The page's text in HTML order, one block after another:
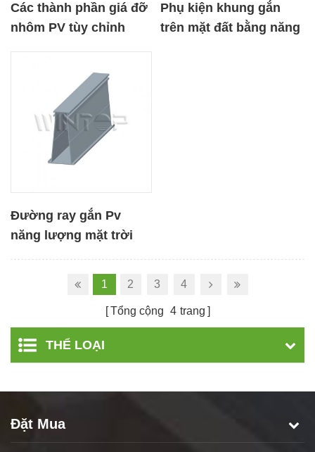
Các thành phần giá đỡ
nhôm PV tùy chỉnh
Phụ kiện khung gắn
trên mặt đất bằng năng
Đường ray gắn Pv
năng lượng mặt trời
1 2 3 4
Tổng cộng 4 trang
THỂ LOẠI
Đặt Mua